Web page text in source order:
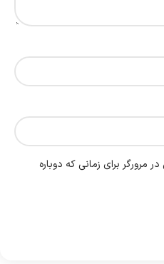
مرورگر برای زمانی که دوباره